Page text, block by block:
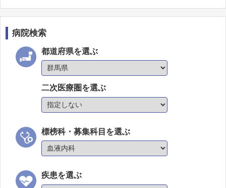
病院検索
都道府県を選ぶ
二次医療圏を選ぶ
標榜科・募集科目を選ぶ
疾患を選ぶ